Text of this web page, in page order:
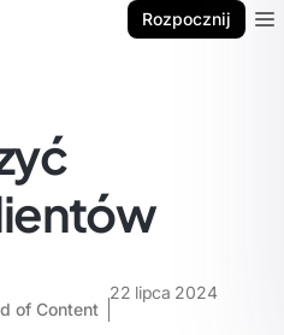
Rozpocznij
of Content
22 lipca 2024